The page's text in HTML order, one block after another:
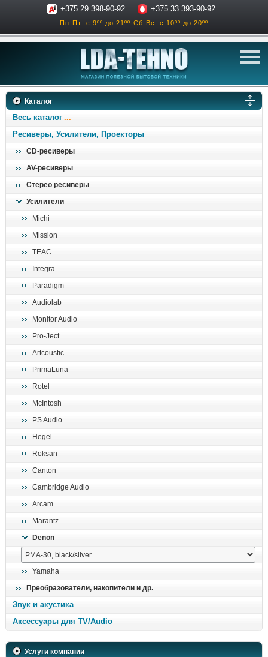
+375 29 398-90-92 +375 33 393-90-92
Пн-Пт: с 9ºº до 21ºº Сб-Вс: с 10ºº до 20ºº
телевизоры
звук и акустика
Каталог
Весь каталог
Ресиверы, Усилители, Проекторы
CD-ресиверы
AV-ресиверы
Стерео ресиверы
Усилители
Michi
Mission
TEAC
Integra
Paradigm
Audiolab
Monitor Audio
Pro-Ject
Artcoustic
PrimaLuna
Rotel
McIntosh
PS Audio
Hegel
Roksan
Canton
Cambridge Audio
Arcam
Marantz
Denon
Yamaha
Преобразователи, накопители и др.
Звук и акустика
Аксессуары для TV/Audio
Услуги компании